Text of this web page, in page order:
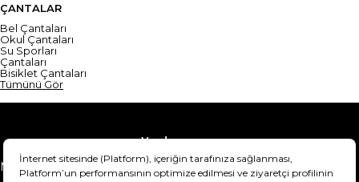
ÇANTALAR
Bel Çantaları
Okul Çantaları
Su Sporları
Çantaları
Bisiklet Çantaları
Tümünü Gör
Yardım
Mesafeli Satış Sözleşmesi
Teslimat Bilgisi